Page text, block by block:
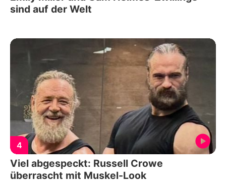
sind auf der Welt
4
Viel abgespeckt: Russell Crowe
überrascht mit Muskel-Look